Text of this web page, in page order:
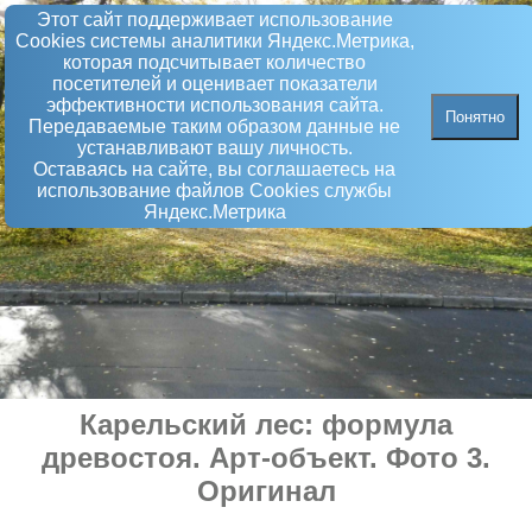
Этот сайт поддерживает использование
Сookies системы аналитики Яндекс.Метрика,
которая подсчитывает количество
посетителей и оценивает показатели
эффективности использования сайта.
Передаваемые таким образом данные не
устанавливают вашу личность.
Оставаясь на сайте, вы соглашаетесь на
использование файлов Сookies службы
Яндекс.Метрика
Понятно
Карельский лес: формула
древостоя. Арт-объект. Фото 3.
Оригинал